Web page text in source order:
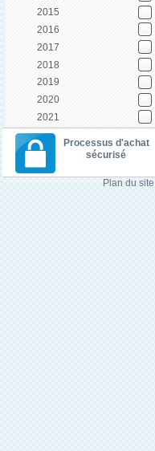
2015
2016
2017
2018
2019
2020
2021
Processus d'achat
sécurisé
Plan du site